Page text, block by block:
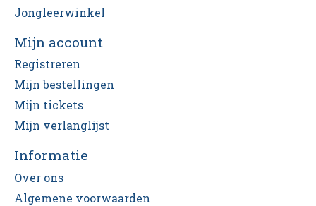
Jongleerwinkel
Mijn account
Registreren
Mijn bestellingen
Mijn tickets
Mijn verlanglijst
Informatie
Over ons
Algemene voorwaarden